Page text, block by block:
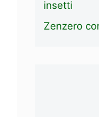
insetti
Zenzero